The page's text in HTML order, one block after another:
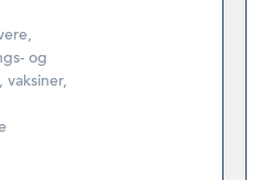
og
vaksiner,